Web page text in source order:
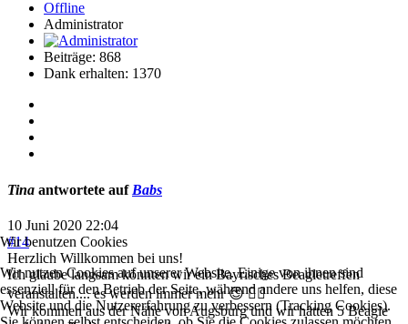
Offline
Administrator
Beiträge: 868
Dank erhalten: 1370
Tina antwortete auf Babs
10 Juni 2020 22:04
#14
Herzlich Willkommen bei uns!
Ich glaube langsam könnten wir ein Bayrisches Beagletreffen
veranstalten.... es werden immer mehr 😊 👍🏻
Wir kommen aus der Nähe von Augsburg und wir hätten 5 Beagle
Wir benutzen Cookies
Wir nutzen Cookies auf unserer Website. Einige von ihnen sind
essenziell für den Betrieb der Seite, während andere uns helfen, diese
Website und die Nutzererfahrung zu verbessern (Tracking Cookies).